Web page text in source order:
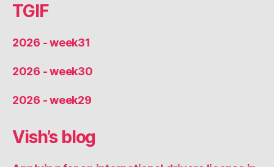
TGIF
2026 - week31
2026 - week30
2026 - week29
Vish’s blog